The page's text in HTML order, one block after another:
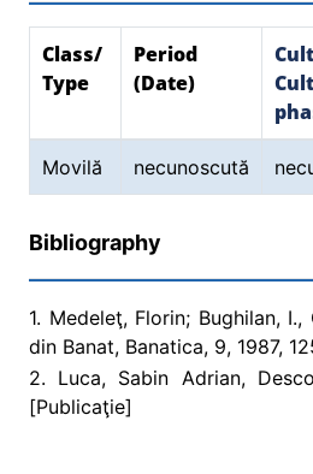
Class/
Type
Period
(Date)
Movilă necunoscută
Bibliography
1. Medeleţ, Florin; Bughilan,
din Banat, Banatica, 9, 1987,
2. Luca, Sabin Adrian,
[Publicaţie]